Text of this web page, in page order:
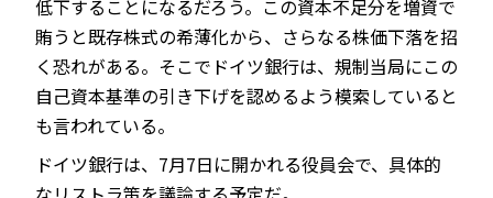
低下することになるだろう。この資本不足分を増資で
賄うと既存株式の希薄化から、さらなる株価下落を招
く恐れがある。そこでドイツ銀行は、規制当局にこの
自己資本基準の引き下げを認めるよう模索していると
も言われている。
ドイツ銀行は、7月7日に開かれる役員会で、具体的